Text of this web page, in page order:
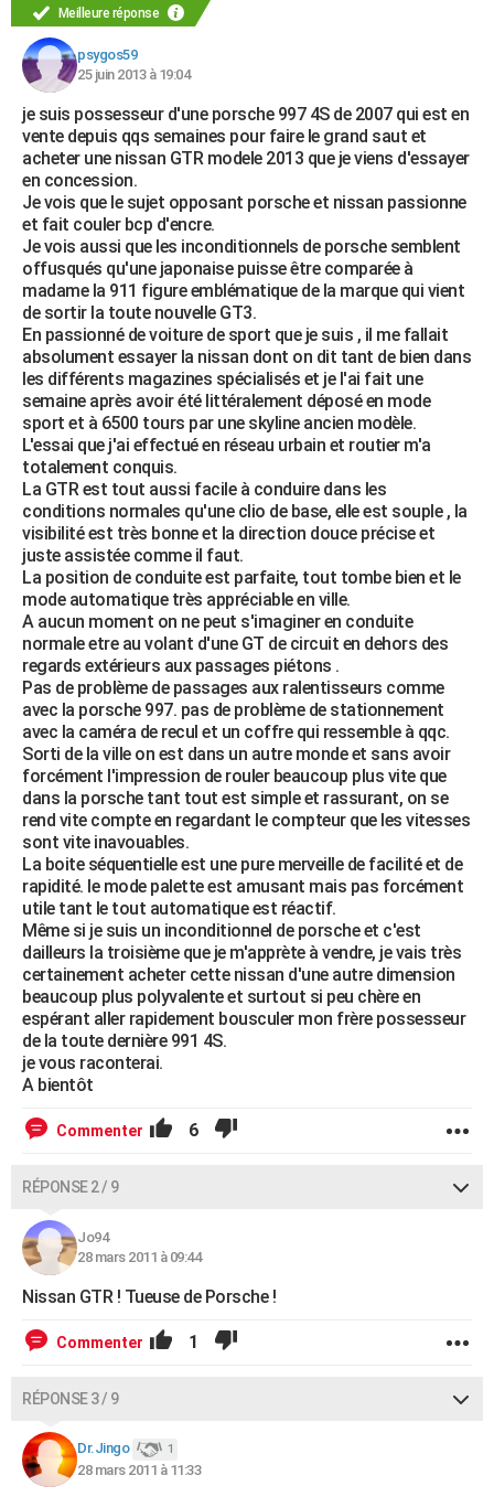
Dictionnaire
Biographies
Citations
Expressions
Proverbes
PROGRAMME TV
COPAINS D'AVANT
S'inscrire
Se connecter
Lycées
Collèges
Primaires
Universités
Entreprises
Service militaire
Avis de recherche
AVIS DE DÉCÈS
FORUM
Bricolage
Lifestyle
Culture
Sport
Auto
Television
Voyage
Cinema
Meilleure réponse
psygos59
25 juin 2013 à 19:04
je suis possesseur d'une porsche 997 4S de 2007 qui est en
vente depuis qqs semaines pour faire le grand saut et
acheter une nissan GTR modele 2013 que je viens d'essayer
en concession.
Je vois que le sujet opposant porsche et nissan passionne
et fait couler bcp d'encre.
Je vois aussi que les inconditionnels de porsche semblent
offusqués qu'une japonaise puisse être comparée à
madame la 911 figure emblématique de la marque qui vient
de sortir la toute nouvelle GT3.
En passionné de voiture de sport que je suis , il me fallait
absolument essayer la nissan dont on dit tant de bien dans
les différents magazines spécialisés et je l'ai fait une
semaine après avoir été littéralement déposé en mode
sport et à 6500 tours par une skyline ancien modèle.
L'essai que j'ai effectué en réseau urbain et routier m'a
totalement conquis.
La GTR est tout aussi facile à conduire dans les
conditions normales qu'une clio de base, elle est souple , la
visibilité est très bonne et la direction douce précise et
juste assistée comme il faut.
La position de conduite est parfaite, tout tombe bien et le
mode automatique très appréciable en ville.
A aucun moment on ne peut s'imaginer en conduite
normale etre au volant d'une GT de circuit en dehors des
regards extérieurs aux passages piétons .
Pas de problème de passages aux ralentisseurs comme
avec la porsche 997. pas de problème de stationnement
avec la caméra de recul et un coffre qui ressemble à qqc.
Sorti de la ville on est dans un autre monde et sans avoir
forcément l'impression de rouler beaucoup plus vite que
dans la porsche tant tout est simple et rassurant, on se
rend vite compte en regardant le compteur que les vitesses
sont vite inavouables.
La boite séquentielle est une pure merveille de facilité et de
rapidité. le mode palette est amusant mais pas forcément
utile tant le tout automatique est réactif.
Même si je suis un inconditionnel de porsche et c'est
dailleurs la troisième que je m'apprète à vendre, je vais très
certainement acheter cette nissan d'une autre dimension
beaucoup plus polyvalente et surtout si peu chère en
espérant aller rapidement bousculer mon frère possesseur
de la toute dernière 991 4S.
je vous raconterai.
A bientôt
Commenter 6
RÉPONSE 2 / 9
Jo94
28 mars 2011 à 09:44
Nissan GTR ! Tueuse de Porsche !
Commenter 1
RÉPONSE 3 / 9
Dr.Jingo 1
28 mars 2011 à 11:33